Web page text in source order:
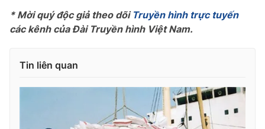
Emagazine Podcast
VTV Thể thao
* Mời quý độc giả theo dõi Truyền hình trực tuyến
các kênh của Đài Truyền hình Việt Nam.
Tin liên quan